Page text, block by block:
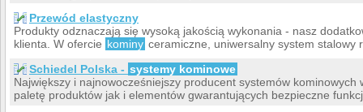
Przewód elastyczny
Produkty odznaczają się wysoką jakością wykonania - nasz
klienta. W ofercie kominy ceramiczne, uniwersalny system stalowy
Schiedel Polska - systemy kominowe
Największy i najnowocześniejszy producent systemów
paletę produktów jak i elementów gwarantujących bezpieczne